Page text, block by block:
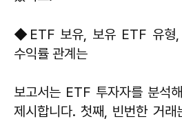
◆ETF 보유, 보유 ETF 유형,
수익률 관계는
보고서는 ETF 투자자를 분석
제시합니다. 첫째, 빈번한 거래